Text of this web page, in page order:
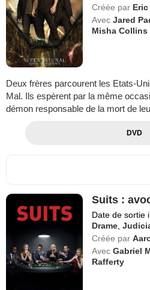
Créée par
Avec Jared
Misha Collins
Deux frères parcourent les Etats-
Mal. Ils espèrent par la même
démon responsable de la mort de
DVD
Suits :
Date de sortie
Drame ,
Créée par
Avec Gabriel
Rafferty